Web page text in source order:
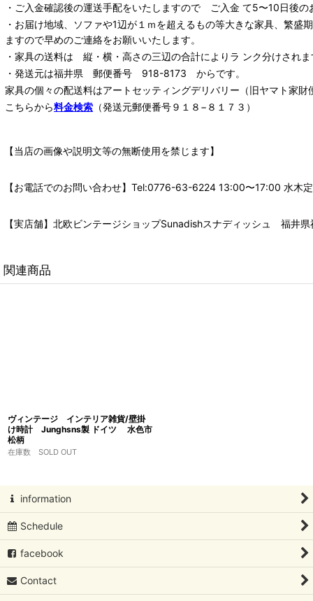
・ご入金確認後の運送手配をいたしますので ご入金 て5〜10日後の
・お届け地域、ソファや1辺が１ｍを超えるもの等大きな家具、繁
ますので早めのご連絡をお願いいたします。
・家具の送料は 縦・横・高さの三辺の合計によりラ ンク分けされま
・発送元は福井県 郵便番号 918-8173 からです。
家具の個々の配送料はアートセッティングデリバリー （旧ヤマト家財
こちらから料金検索 （発送元郵便番号９１８−８１７３）
【当店の画像や説明文等の無断使用を禁じます】
【お電話でのお問い合わせ】Tel:0776-63-6224 13:00〜17:00 水木
【実店舗】北欧ビンテージショップSunadishスナディッシュ 福井
関連商品
ヴィンテージ インテリア雑貨/壁掛
け時計 Junghsns製 ドイツ 水色市
松柄
在庫数 SOLD OUT
information
Schedule
facebook
Contact